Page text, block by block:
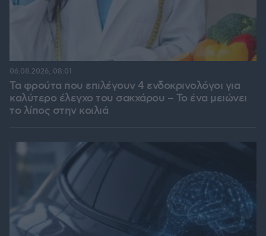
Τα φρούτα που επιλέγουν 4 ενδοκρινολόγοι για
καλύτερο έλεγχο του σακχάρου – Το ένα μειώνει
το λίπος στην κοιλιά
06.08.2026, 08:01